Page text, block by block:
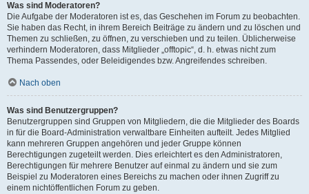
Was sind Moderatoren?
Die Aufgabe der Moderatoren ist es, das Geschehen im Forum zu beobachten.
Sie haben das Recht, in ihrem Bereich Beiträge zu ändern und zu löschen und
Themen zu schließen, zu öffnen, zu verschieben und zu teilen. Üblicherweise
verhindern Moderatoren, dass Mitglieder „offtopic“, d. h. etwas nicht zum
Thema Passendes, oder Beleidigendes bzw. Angreifendes schreiben.
Nach oben
Was sind Benutzergruppen?
Benutzergruppen sind Gruppen von Mitgliedern, die die Mitglieder des Boards
in für die Board-Administration verwaltbare Einheiten aufteilt. Jedes Mitglied
kann mehreren Gruppen angehören und jeder Gruppe können
Berechtigungen zugeteilt werden. Dies erleichtert es den Administratoren,
Berechtigungen für mehrere Benutzer auf einmal zu ändern und sie zum
Beispiel zu Moderatoren eines Bereichs zu machen oder ihnen Zugriff zu
einem nichtöffentlichen Forum zu geben.